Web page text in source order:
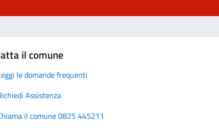
il comune
le domande frequenti
Assistenza
il comune 0825 445211